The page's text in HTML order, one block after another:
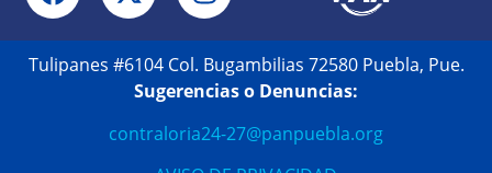
Tulipanes #6104 Col. Bugambilias 72580 Puebla, Pue.
Sugerencias o Denuncias:
contraloria24-27@panpuebla.org